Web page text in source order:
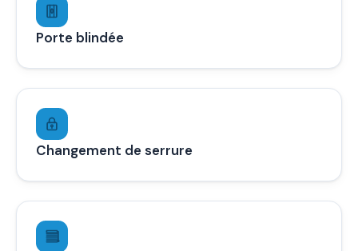
Porte blindée
Changement de serrure